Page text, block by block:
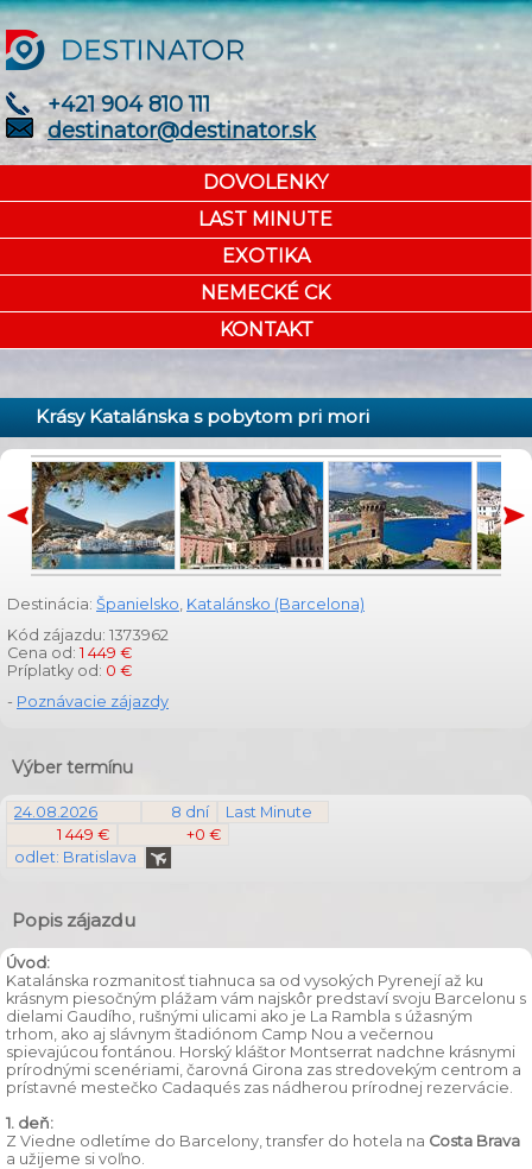
+421 904 810 111
destinator@destinator.sk
DOVOLENKY
LAST MINUTE
EXOTIKA
NEMECKÉ CK
KONTAKT
Krásy Katalánska s pobytom pri mori
Destinácia: Španielsko, Katalánsko (Barcelona)
Kód zájazdu: 1373962
Cena od: 1 449 €
Príplatky od: 0 €
- Poznávacie zájazdy
Výber termínu
24.08.2026 8 dní
Last Minute
1 449 €
+0 €
odlet: Bratislava
Popis zájazdu
Úvod:
Katalánska rozmanitosť tiahnuca sa od vysokých Pyrenejí až ku
krásnym piesočným plážam vám najskôr predstaví svoju Barcelonu s
dielami Gaudího, rušnými ulicami ako je La Rambla s úžasným
trhom, ako aj slávnym štadiónom Camp Nou a večernou
spievajúcou fontánou. Horský kláštor Montserrat nadchne krásnymi
prírodnými scenériami, čarovná Girona zas stredovekým centrom a
prístavné mestečko Cadaqués zas nádherou prírodnej rezervácie.
1. deň:
Z Viedne odletíme do Barcelony, transfer do hotela na Costa Brava
a užijeme si voľno.